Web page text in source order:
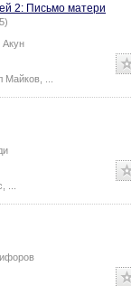
2: Письмо матери
Акун
Майков